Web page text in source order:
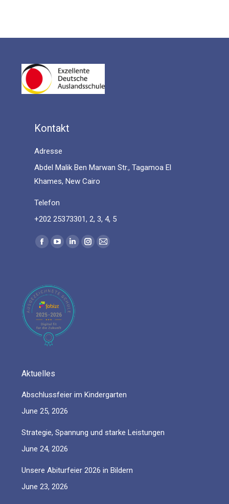
Kontakt
Adresse
Abdel Malik Ben Marwan Str., Tagamoa El
Khames, New Cairo
Telefon
+202 25373301, 2, 3, 4, 5
Find us on:
Facebook
in
new
window
YouTube
in
new
window
Linkedin
new
window
Instagram
Mail
Aktuelles
Abschlussfeier im Kindergarten
June 25, 2026
Strategie, Spannung und starke Leistungen
June 24, 2026
Unsere Abiturfeier 2026 in Bildern
June 23, 2026